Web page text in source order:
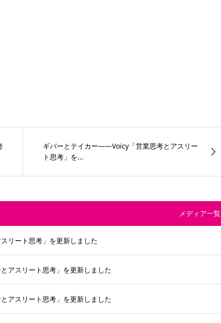
ギバーとテイカー——Voicy「営業思考とアスリー
ト思考」を...
メディア一覧
リート思考」を更新しました
アスリート思考」を更新しました
アスリート思考」を更新しました